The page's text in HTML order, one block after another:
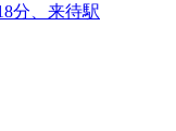
分、来待駅